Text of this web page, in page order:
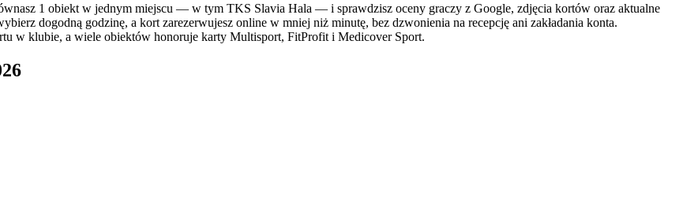
1 obiekt w jednym miejscu — w tym TKS Slavia Hala — i sprawdzisz oceny graczy z Google, zdjęcia kortów oraz aktualne
dogodną godzinę, a kort zarezerwujesz online w mniej niż minutę, bez dzwonienia na recepcję ani zakładania konta.
w klubie, a wiele obiektów honoruje karty Multisport, FitProfit i Medicover Sport.